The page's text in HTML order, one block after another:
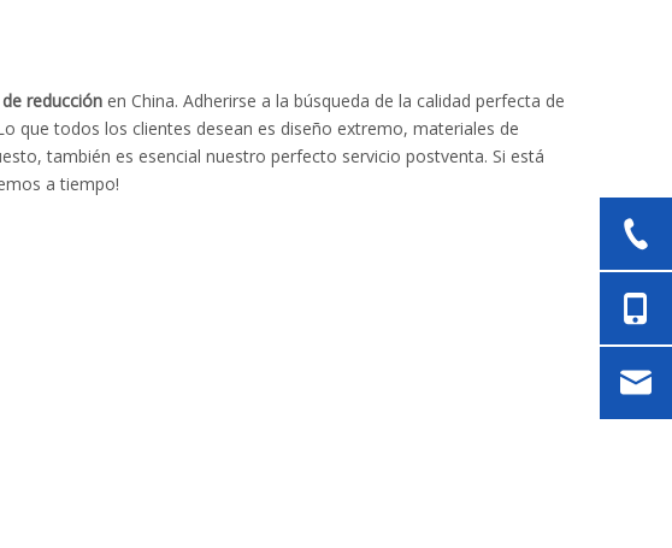
reducción en China. Adherirse a la búsqueda de la calidad perfecta de
que todos los clientes desean es diseño extremo, materiales de
también es esencial nuestro perfecto servicio postventa. Si está
a tiempo!